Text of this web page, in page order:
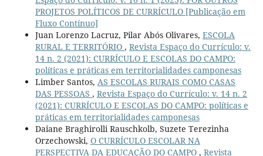
PROJETOS POLÍTICOS DE CURRÍCULO [Publicação em
Fluxo Contínuo]
Juan Lorenzo Lacruz, Pilar Abós Olivares, ESCOLA
RURAL E TERRITÓRIO , Revista Espaço do Currículo: v.
14 n. 2 (2021): CURRÍCULO E ESCOLAS DO CAMPO:
políticas e práticas em territorialidades camponesas
Limber Santos, AS ESCOLAS RURAIS COMO CASAS
DAS PESSOAS , Revista Espaço do Currículo: v. 14 n. 2
(2021): CURRÍCULO E ESCOLAS DO CAMPO: políticas e
práticas em territorialidades camponesas
Daiane Braghirolli Rauschkolb, Suzete Terezinha
Orzechowski, O CURRÍCULO ESCOLAR NA
PERSPECTIVA DA EDUCAÇÃO DO CAMPO , Revista